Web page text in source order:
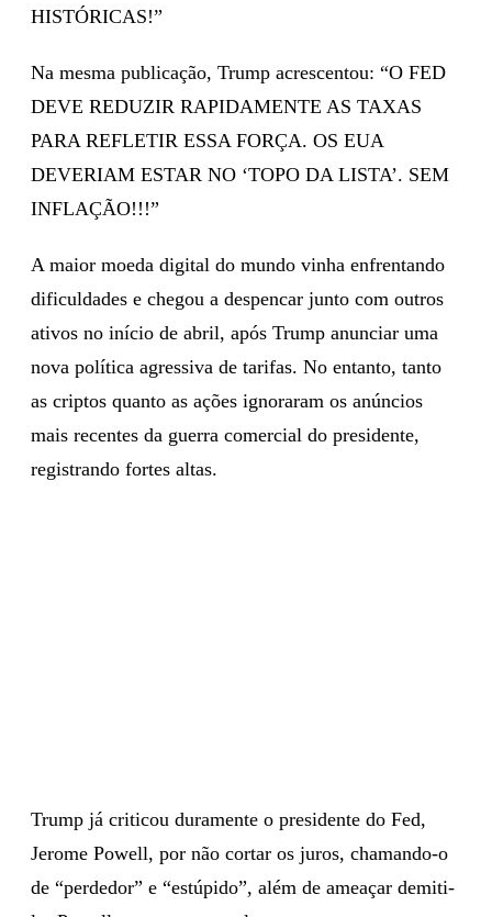
HISTÓRICAS!”
Na mesma publicação, Trump acrescentou: “O FED
DEVE REDUZIR RAPIDAMENTE AS TAXAS
PARA REFLETIR ESSA FORÇA. OS EUA
DEVERIAM ESTAR NO ‘TOPO DA LISTA’. SEM
INFLAÇÃO!!!”
A maior moeda digital do mundo vinha enfrentando
dificuldades e chegou a despencar junto com outros
ativos no início de abril, após Trump anunciar uma
nova política agressiva de tarifas. No entanto, tanto
as criptos quanto as ações ignoraram os anúncios
mais recentes da guerra comercial do presidente,
registrando fortes altas.
Trump já criticou duramente o presidente do Fed,
Jerome Powell, por não cortar os juros, chamando-o
de “perdedor” e “estúpido”, além de ameaçar demiti-